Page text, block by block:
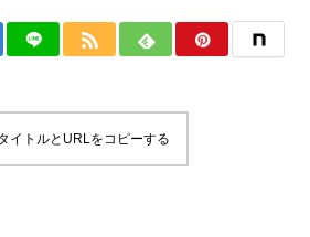
イトルとURLをコピーする